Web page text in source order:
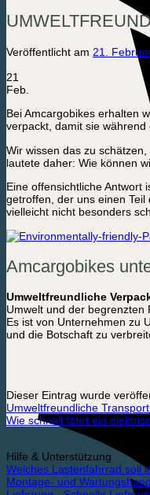
Veröffentlicht am 21.
21
Feb.
Bei Amcargobikes erhalten
verpackt, damit sie
Wir wissen das zu
lautete daher: Wie können
Eine offensichtliche Antwort
getroffen, der uns einen Teil
vielleicht nicht besonders
Amcargobikes
Umweltfreundliche
Umwelt und der begrenzten
Es ist von Unternehmen zu
und die Botschaft zu
Dieser Eintrag wurde
Umweltfreundliche
Wie schnell fährt ein
Hilfe & Unterstützung
Welches Lastenfahrrad soll
Montage- und